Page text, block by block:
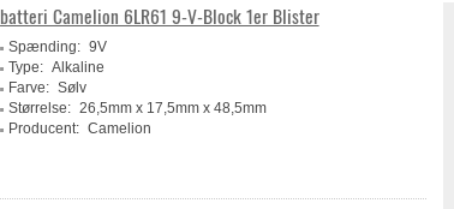
batteri Camelion 6LR61 9-V-Block 1er Blister
Spænding: 9V
Type: Alkaline
Farve: Sølv
Størrelse: 26,5mm x 17,5mm x 48,5mm
Producent: Camelion